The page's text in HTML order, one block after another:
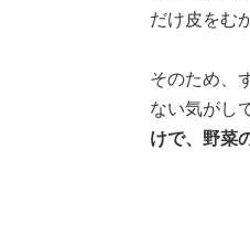
だけ皮をむ
そのため、
ない気がし
けで、野菜